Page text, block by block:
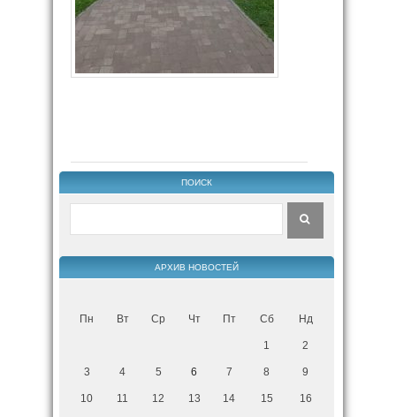
ПОИСК
АРХИВ НОВОСТЕЙ
Пн Вт Ср Чт Пт Сб Нд
1 2
3 4 5 6 7 8 9
10 11 12 13 14 15 16